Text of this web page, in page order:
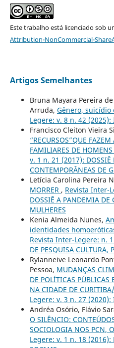
Este trabalho está licenciado sob
Attribution-NonCommercial-
Artigos Semelhantes
Bruna Mayara Pereira
Arruda, Gênero, suicídio
Legere: v. 8 n. 42
Francisco Cleiton Vieira
“RECURSOS”QUE
FAMILIARES DE HOMENS
v. 1 n. 21 (2017): DOSSIÊ
CONTEMPORÂNEAS DE
Letícia Carolina Pereira
MORRER , Revista Inter-
DOSSIÊ A PANDEMIA DE
MULHERES
Kenia Almeida Nunes,
identidades
Revista Inter-Legere: n.
DE PESQUISA CULTURA,
Rylanneive Leonardo
Pessoa, MUDANÇAS
DE POLÍTICAS PÚBLICAS
NA CIDADE DE
Legere: v. 3 n. 27
Andréa Osório, Flávio
O SILÊNCIO:
SOCIOLOGIA NOS PCN,
Legere: v. 1 n. 18 (2016):